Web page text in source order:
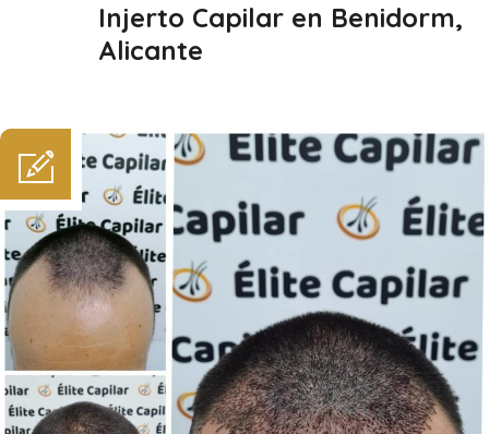
Injerto Capilar en Benidorm,
Alicante